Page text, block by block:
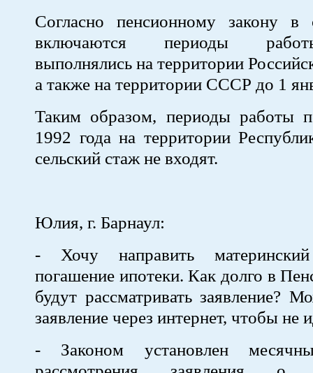
Согласно пенсионному закону в
включаются периоды
выполнялись на территории
а также на территории СССР до 1
Таким образом, периоды работы
1992 года на территории
сельский стаж не входят.
Юлия, г. Барнаул:
- Хочу направить
погашение ипотеки. Как долго в
будут рассматривать заявление?
заявление через интернет, чтобы
- Законом установлен